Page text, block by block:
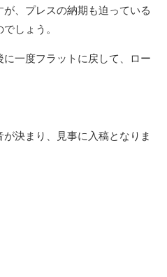
、プレスの納期も迫っている
しょう。
一度フラットに戻して、ロー
決まり、見事に入稿となりま